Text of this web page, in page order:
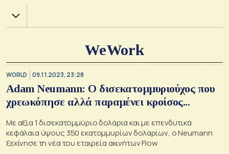
Χ.Α.
WeWork
WORLD 09.11.2023, 23:28
Adam Neumann: Ο δισεκατομμυριούχος που
χρεωκόπησε αλλά παραμένει κροίσος...
Με αξία 1 δισεκατομμύριο δολάρια και με επενδυτικά
κεφάλαια ύψους 350 εκατομμυρίων δολαρίων, ο Neumann
ξεκίνησε τη νέα του εταιρεία ακινήτων Flow